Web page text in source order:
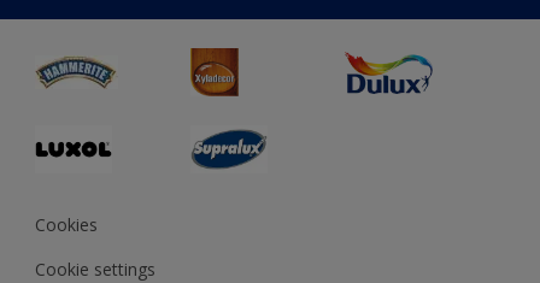
duluxprodejnabarev.cz
duluxpredajnafarieb.sk
Cookies
Cookie settings